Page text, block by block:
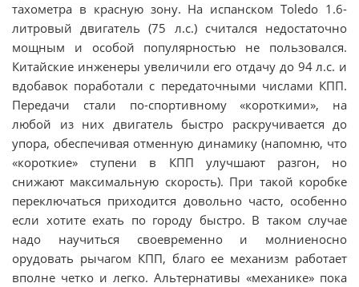
тахометра в красную зону. На испанском Toledo 1.6-
литровый двигатель (75 л.с.) считался недостаточно
мощным и особой популярностью не пользовался.
Китайские инженеры увеличили его отдачу до 94 л.с. и
вдобавок поработали с передаточными числами КПП.
Передачи стали по-спортивному «короткими», на
любой из них двигатель быстро раскручивается до
упора, обеспечивая отменную динамику (напомню, что
«короткие» ступени в КПП улучшают разгон, но
снижают максимальную скорость). При такой коробке
переключаться приходится довольно часто, особенно
если хотите ехать по городу быстро. В таком случае
надо научиться своевременно и молниеносно
орудовать рычагом КПП, благо ее механизм работает
вполне четко и легко. Альтернативы «механике» пока